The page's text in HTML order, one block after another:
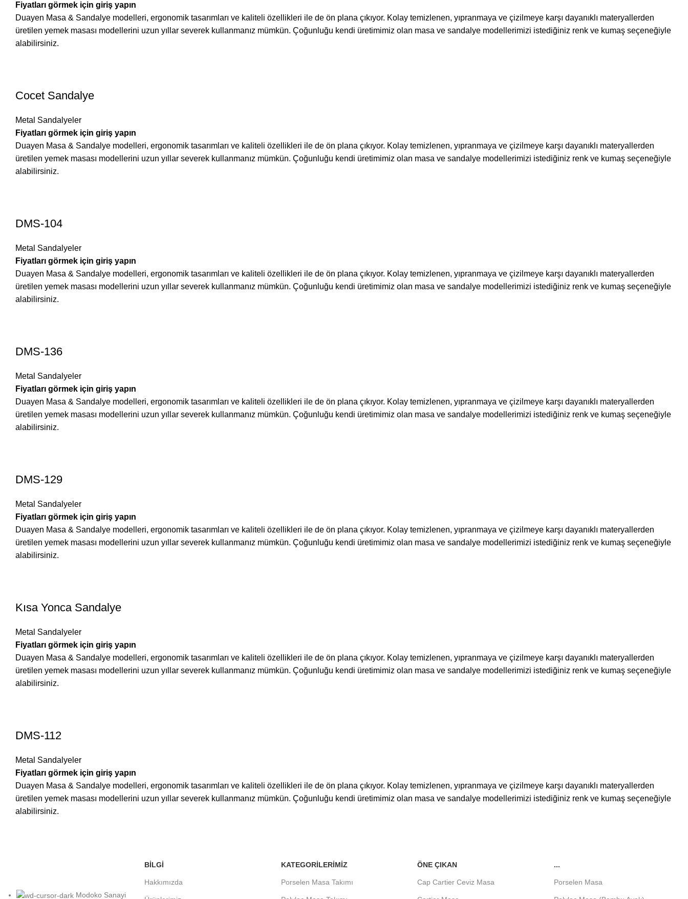
Fiyatları görmek için giriş yapın
Duayen Masa & Sandalye modelleri, ergonomik tasarımları ve kaliteli özellikleri ile de ön plana çıkıyor. Kolay temizlenen, yıpranmaya ve çizilmeye karşı dayanıklı materyallerden
üretilen yemek masası modellerini uzun yıllar severek kullanmanız mümkün. Çoğunluğu kendi üretimimiz olan masa ve sandalye modellerimizi istediğiniz renk ve kumaş seçeneğiyle
alabilirsiniz.
Cocet Sandalye
Metal Sandalyeler
Fiyatları görmek için giriş yapın
Duayen Masa & Sandalye modelleri, ergonomik tasarımları ve kaliteli özellikleri ile de ön plana çıkıyor. Kolay temizlenen, yıpranmaya ve çizilmeye karşı dayanıklı materyallerden
üretilen yemek masası modellerini uzun yıllar severek kullanmanız mümkün. Çoğunluğu kendi üretimimiz olan masa ve sandalye modellerimizi istediğiniz renk ve kumaş seçeneğiyle
alabilirsiniz.
DMS-104
Metal Sandalyeler
Fiyatları görmek için giriş yapın
Duayen Masa & Sandalye modelleri, ergonomik tasarımları ve kaliteli özellikleri ile de ön plana çıkıyor. Kolay temizlenen, yıpranmaya ve çizilmeye karşı dayanıklı materyallerden
üretilen yemek masası modellerini uzun yıllar severek kullanmanız mümkün. Çoğunluğu kendi üretimimiz olan masa ve sandalye modellerimizi istediğiniz renk ve kumaş seçeneğiyle
alabilirsiniz.
DMS-136
Metal Sandalyeler
Fiyatları görmek için giriş yapın
Duayen Masa & Sandalye modelleri, ergonomik tasarımları ve kaliteli özellikleri ile de ön plana çıkıyor. Kolay temizlenen, yıpranmaya ve çizilmeye karşı dayanıklı materyallerden
üretilen yemek masası modellerini uzun yıllar severek kullanmanız mümkün. Çoğunluğu kendi üretimimiz olan masa ve sandalye modellerimizi istediğiniz renk ve kumaş seçeneğiyle
alabilirsiniz.
DMS-129
Metal Sandalyeler
Fiyatları görmek için giriş yapın
Duayen Masa & Sandalye modelleri, ergonomik tasarımları ve kaliteli özellikleri ile de ön plana çıkıyor. Kolay temizlenen, yıpranmaya ve çizilmeye karşı dayanıklı materyallerden
üretilen yemek masası modellerini uzun yıllar severek kullanmanız mümkün. Çoğunluğu kendi üretimimiz olan masa ve sandalye modellerimizi istediğiniz renk ve kumaş seçeneğiyle
alabilirsiniz.
Kısa Yonca Sandalye
Metal Sandalyeler
Fiyatları görmek için giriş yapın
Duayen Masa & Sandalye modelleri, ergonomik tasarımları ve kaliteli özellikleri ile de ön plana çıkıyor. Kolay temizlenen, yıpranmaya ve çizilmeye karşı dayanıklı materyallerden
üretilen yemek masası modellerini uzun yıllar severek kullanmanız mümkün. Çoğunluğu kendi üretimimiz olan masa ve sandalye modellerimizi istediğiniz renk ve kumaş seçeneğiyle
alabilirsiniz.
DMS-112
Metal Sandalyeler
Fiyatları görmek için giriş yapın
Duayen Masa & Sandalye modelleri, ergonomik tasarımları ve kaliteli özellikleri ile de ön plana çıkıyor. Kolay temizlenen, yıpranmaya ve çizilmeye karşı dayanıklı materyallerden
üretilen yemek masası modellerini uzun yıllar severek kullanmanız mümkün. Çoğunluğu kendi üretimimiz olan masa ve sandalye modellerimizi istediğiniz renk ve kumaş seçeneğiyle
alabilirsiniz.
Modoko Sanayi
BİLGİ
Hakkımızda
KATEGORILERIMIZ
Porselen Masa Takımı
ÖNE ÇIKAN
Cap Cartier Ceviz Masa
...
Porselen Masa